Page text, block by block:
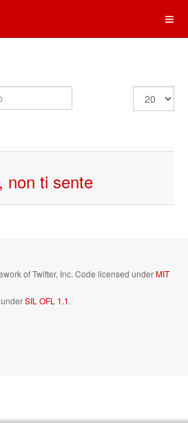
Visualizza
n.
non ti sente
of Twitter, Inc. Code licensed underMIT
SIL OFL 1.1.